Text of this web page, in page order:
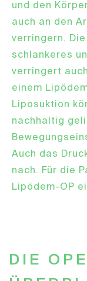
und den
auch an den
verringern.
schlankeres
verringert
einem
Liposuktion
nachhaltig
Auch das
nach. Für die
Lipödem-OP
DIE